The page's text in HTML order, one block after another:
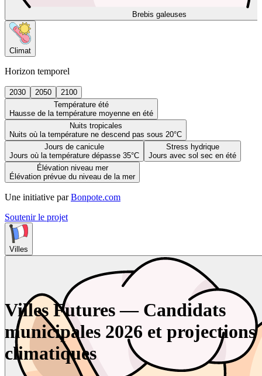
Brebis galeuses
Climat
Horizon temporel
2030 2050
2100
Température été
Hausse de la température moyenne en été
Nuits tropicales
Nuits où la température ne descend pas sous 20°C
Jours de canicule
Jours où la température dépasse 35°C
Stress hydrique
Jours avec sol sec en été
Élévation niveau mer
Élévation prévue du niveau de la mer
Une initiative par Bonpote.com
Soutenir le projet
Villes
Villes Futures — Candidats
municipales 2026 et projections
climatiques